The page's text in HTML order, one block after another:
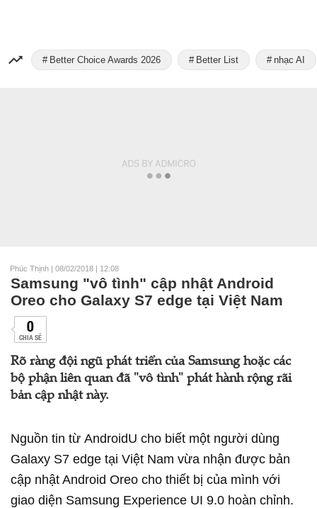
Better Choice Awards 2026 Better List nhạc AI
Phúc Thịnh | 08/02/2018 | 12:08
Samsung "vô tình" cập nhật Android
Oreo cho Galaxy S7 edge tại Việt Nam
0
CHIA SẺ
Rõ ràng đội ngũ phát triển của Samsung hoặc các
bộ phận liên quan đã "vô tình" phát hành rộng rãi
bản cập nhật này.
Nguồn tin từ AndroidU cho biết một người dùng
Galaxy S7 edge tại Việt Nam vừa nhận được bản
cập nhật Android Oreo cho thiết bị của mình với
giao diện Samsung Experience UI 9.0 hoàn chỉnh.